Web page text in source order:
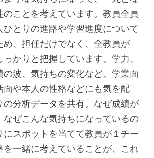
のことを考えています。教員全員
ひとりの進路や学習進度について
め、担任だけでなく、全教員が
かりと把握しています。学力、
の波、気持ちの変化など、学業面
面や本人の性格などにも気を配
の分析データを共有。なぜ成績が
なぜこんな気持ちになっているの
にスポットを当てて教員が１チー
を一緒に考えていることが、これ